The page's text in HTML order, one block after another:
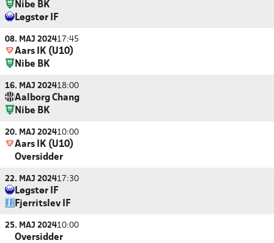
Nibe BK
Løgstør IF
08. MAJ 202417:45
Aars IK (U10)
Nibe BK
16. MAJ 202418:00
Aalborg Chang
Nibe BK
20. MAJ 202410:00
Aars IK (U10)
Oversidder
22. MAJ 202417:30
Løgstør IF
Fjerritslev IF
25. MAJ 202410:00
Oversidder